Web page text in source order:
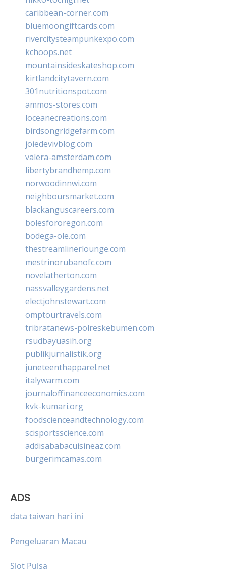
caribbean-corner.com
bluemoongiftcards.com
rivercitysteampunkexpo.com
kchoops.net
mountainsideskateshop.com
kirtlandcitytavern.com
301nutritionspot.com
ammos-stores.com
loceanecreations.com
birdsongridgefarm.com
joiedevivblog.com
valera-amsterdam.com
libertybrandhemp.com
norwoodinnwi.com
neighboursmarket.com
blackanguscareers.com
bolesfororegon.com
bodega-ole.com
thestreamlinerlounge.com
mestrinorubanofc.com
novelatherton.com
nassvalleygardens.net
electjohnstewart.com
omptourtravels.com
tribratanews-polreskebumen.com
rsudbayuasih.org
publikjurnalistik.org
juneteenthapparel.net
italywarm.com
journaloffinanceeconomics.com
kvk-kumari.org
foodscienceandtechnology.com
scisportsscience.com
addisababacuisineaz.com
burgerimcamas.com
ADS
data taiwan hari ini
Pengeluaran Macau
Slot Pulsa